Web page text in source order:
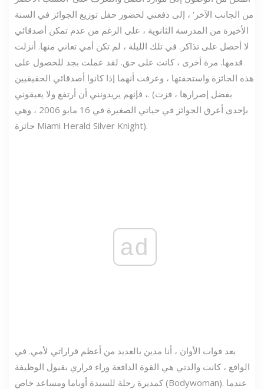
من الجانب الآخر' ، إلى دفعني لحضور حفل توزيع الجوائز في السنة
الأخيرة من المدرسة الثانوية ، على الرغم من عدم تمكن أصدقائي
لا أحصل على تذاكر. في تلك الليلة ، لم تكن أمي تعاني منها. أنزلت
قدمها. مرة أخرى ، كانت على حق. لقد عملت بجد للحصول على
هذه الجائزة واستحقتها ، وعرفت أنهما إذا كانوا أصدقائي الحقيقيين
، فإنهم يريدونني أن أرتفع ولا يعيقوني. (بفضل إصرارها ، فزت
بإحدى أعرق الجوائز في حياتي الصغيرة في 16 مايو 2006 ، وهي
جائزة Miami Herald Silver Knight).
ad
بعد فوات الأوان ، أنا مدين بالعديد من أعظم قراراتي لأمي. في
الواقع ، كانت والدتي هي القوة الدافعة وراء قراري بقبول الوظيفة
كمديرة رحلة للسيدة أوباما ومساعد خاص (Bodywoman). عندما